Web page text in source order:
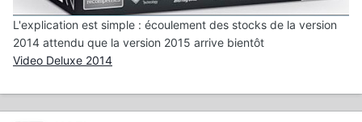
L'explication est simple : écoulement des stocks de la version
2014 attendu que la version 2015 arrive bientôt
Video Deluxe 2014